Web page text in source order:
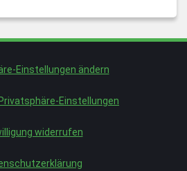
Einstellungen ändern
Einstellungen
widerrufen